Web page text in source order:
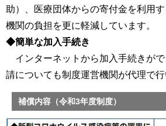
助）、医療団体からの寄付金を利用
機関の負担を更に軽減しています。
◆簡単な加入手続き
インターネットから加入手続きが
請についても制度運営機関が代理で行
補償内容（令和3年度制度）